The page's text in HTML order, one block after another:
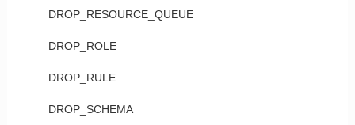
DROP_RESOURCE_QUEUE
DROP_ROLE
DROP_RULE
DROP_SCHEMA